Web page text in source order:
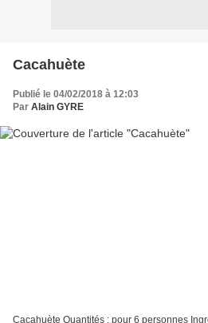
Cacahuète
Publié le 04/02/2018 à 12:03
Par Alain GYRE
Cacahuète Quantités : pour 6 personnes